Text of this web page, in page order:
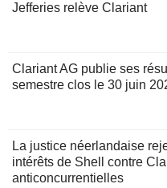
Jefferies relève Clariant
Clariant AG publie ses
semestre clos le 30 juin
La justice néerlandaise
intérêts de Shell contre
anticoncurrentielles